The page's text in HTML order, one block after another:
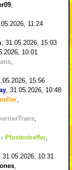
11:24
31.05.2026, 15:03
10:01
15:56
31.05.2026, 10:48
- Pfostentreffer
31.05.2026, 10:31